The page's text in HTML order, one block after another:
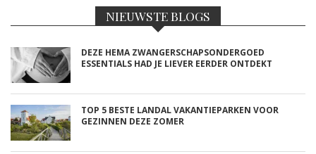
NIEUWSTE BLOGS
DEZE HEMA ZWANGERSCHAPSONDERGOED
ESSENTIALS HAD JE LIEVER EERDER ONTDEKT
TOP 5 BESTE LANDAL VAKANTIEPARKEN VOOR
GEZINNEN DEZE ZOMER